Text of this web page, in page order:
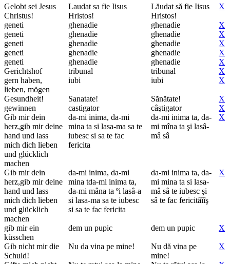
Gelobt sei Jesus
Christus!
Laudat sa fie Iisus
Hristos!
Lăudat să fie Iisus
Hristos!
X
geneti ghenadie ghenadie
X
geneti
ghenadie ghenadie
X
geneti
ghenadie ghenadie
X
geneti
ghenadie ghenadie
X
geneti
ghenadie ghenadie
X
Gerichtshof
tribunal tribunal
X
gern haben,
lieben, mögen
iubi iubi X
Gesundheit! Sanatate! Sănătate!
X
gewinnen
castigator câştigator
X
Gib mir dein
herz,gib mir deine
hand und lass
mich dich lieben
und glücklich
machen
da-mi inima, da-mi
mina ta si lasa-ma sa te
iubesc si sa te fac
fericita
da-mi inima ta, da-
mi mîna ta şi lasâ-
mâ sâ
X
Gib mir dein
herz,gib mir deine
hand und lass
mich dich lieben
und glücklich
machen
da-mi inima, da-mi
mina tda-mi inima ta,
da-mi mâna ta ºi lasâ-a
si lasa-ma sa te iubesc
si sa te fac fericita
da-mi inima ta, da-
mi mina ta si lasa-
mâ sâ te iubesc şi
sâ te fac fericitâîîş
X
gib mir ein
küsschen
dem un pupic dem un pupic X
Gib nicht mir die
Schuld!
Nu da vina pe mine!
Nu dă vina pe
mine!
X